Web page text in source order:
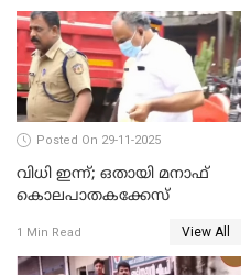
Posted On 29-11-2025
വിധി ഇന്ന്; ഒതായി മനാഫ്
കൊലപാതകക്കേസ്
1 Min Read View All